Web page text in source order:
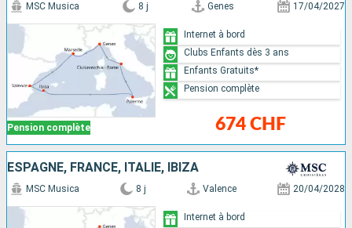
Pension complète
MSC Musica 8 j Genes 17/04/2027
674 CHF
Internet à bord
Clubs Enfants dès 3 ans
Enfants Gratuits*
Pension complète
ESPAGNE, FRANCE, ITALIE, IBIZA
MSC Musica 8 j Valence 20/04/2028
Internet à bord